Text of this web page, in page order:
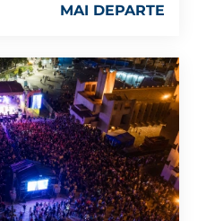
MAI DEPARTE